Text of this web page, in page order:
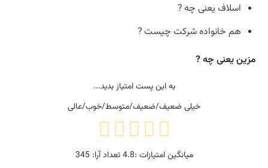
اسلاف یعنی چه ?
هم خانواده شرکت چیست ?
مزین یعنی چه ?
به این پست امتیاز بدید...
خیلی ضعیف/ضعیف/متوسط/خوب/عالی
میانگین امتیازات :4.8تعداد آرا:345